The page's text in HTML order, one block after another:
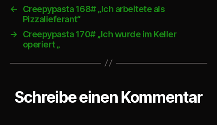
P
a
←
Creepypasta 168# „Ich arbeitete als
Pizzalieferant“
→
Creepypasta 170# „Ich wurde im Keller
operiert „
Schreibe einen Kommentar